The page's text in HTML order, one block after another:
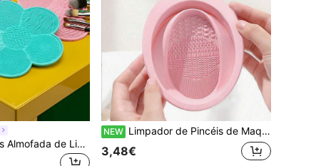
Joivida 5/2 Peças Almofada de Limpeza de Pincéis de Silicone, Formato de Flor, Limpador de Pincéis de Maquilhagem, Com Ventosa de Silicone para Limpeza de Pincéis de Maquilhagem, Ferramenta de Lavagem Portátil, Presente para Dia dos Namorados, Aniversário, Lembrança de Festa.
NEW Limpador de Pincéis de Maquilhagem Dobrável em Silicone Roxo, Adequado para Ferramentas de Beleza e Esponjas de Maquilhagem, Taça de Limpeza para Esponjas de Maquilhagem, Almofada de Silicone para Limpeza de Pincéis de Maquilhagem e Puff de Pó, Essencial para Casa, Baixo Alergénico, Sem Fragrância, Operação Manual
3,48€